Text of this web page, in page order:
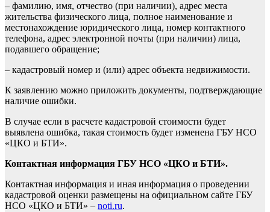
– фамилию, имя, отчество (при наличии), адрес места
жительства физического лица, полное наименование и
местонахождение юридического лица, номер контактного
телефона, адрес электронной почты (при наличии) лица,
подавшего обращение;
– кадастровый номер и (или) адрес объекта недвижимости.
К заявлению можно приложить документы, подтверждающие
наличие ошибки.
В случае если в расчете кадастровой стоимости будет
выявлена ошибка, такая стоимость будет изменена ГБУ НСО
«ЦКО и БТИ».
Контактная информация ГБУ НСО «ЦКО и БТИ».
Контактная информация и иная информация о проведении
кадастровой оценки размещены на официальном сайте ГБУ
НСО «ЦКО и БТИ» – noti.ru.